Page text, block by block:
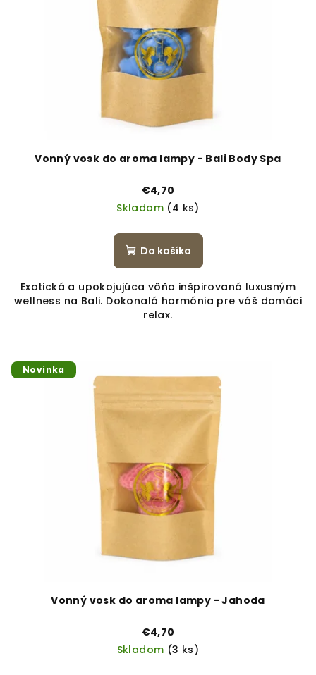
Vonný vosk do aroma lampy - Bali Body Spa
€4,70
Skladom (4 ks)
Do košíka
Exotická a upokojujúca vôňa inšpirovaná luxusným
wellness na Bali. Dokonalá harmónia pre váš domáci
relax.
Novinka
Vonný vosk do aroma lampy - Jahoda
€4,70
Skladom (3 ks)